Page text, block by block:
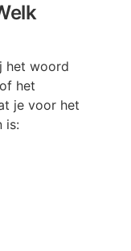
het woord
het
je voor het
is: